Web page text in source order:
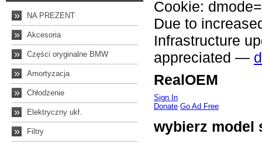
» NA PREZENT
» Akcesoria
» Części oryginalne BMW
» Amortyzacja
» Chłodzenie
» Elektryczny ukł.
» Filtry